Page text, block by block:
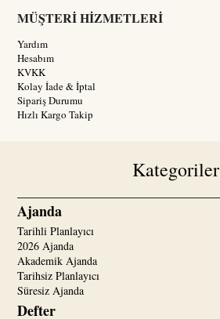
MÜŞTERİ HİZMETLERİ
Yardım
Hesabım
KVKK
Kolay İade & İptal
Sipariş Durumu
Hızlı Kargo Takip
Kategoriler
Ajanda
Tarihli Planlayıcı
2026 Ajanda
Akademik Ajanda
Tarihsiz Planlayıcı
Süresiz Ajanda
Defter